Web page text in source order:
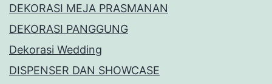
DEKORASI MEJA PRASMANAN
DEKORASI PANGGUNG
Dekorasi Wedding
DISPENSER DAN SHOWCASE